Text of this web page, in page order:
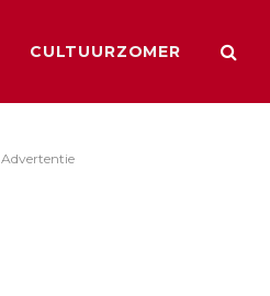
CULTUURZOMER
Advertentie